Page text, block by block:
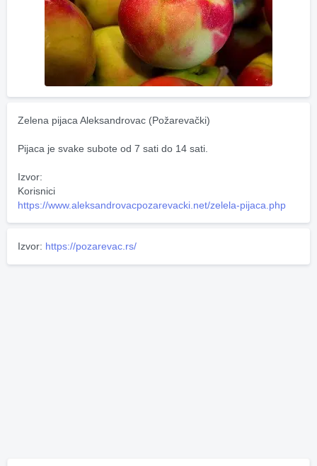
Zelena pijaca Aleksandrovac (Požarevački)
Pijaca je svake subote od 7 sati do 14 sati.
Izvor:
Korisnici
https://www.aleksandrovacpozarevacki.net/zelela-pijaca.php
Izvor: https://pozarevac.rs/